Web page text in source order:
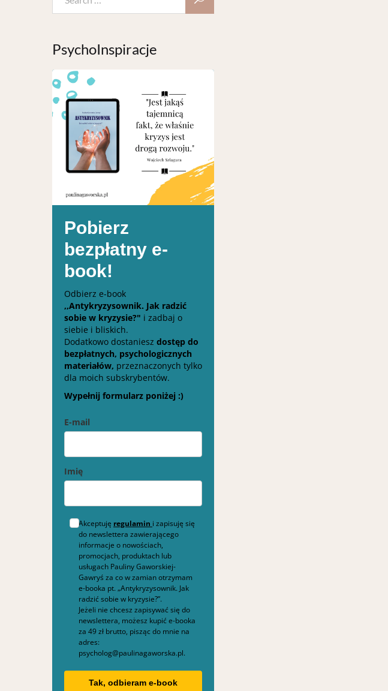
PsychoInspiracje
Pobierz
bezpłatny e-
book!
Odbierz e-book
,,Antykryzysownik. Jak radzić
sobie w kryzysie?" i zadbaj o
siebie i bliskich.
Dodatkowo dostaniesz dostęp do
bezpłatnych, psychologicznych
materiałów, przeznaczonych tylko
dla moich subskrybentów.
Wypełnij formularz poniżej :)
E-mail
Imię
Akceptuję regulamin i zapisuję się
do newslettera zawierającego
informacje o nowościach,
promocjach, produktach lub
usługach Pauliny Gaworskiej-
Gawryś za co w zamian otrzymam
e-booka pt. „Antykryzysownik. Jak
radzić sobie w kryzysie?”.
Jeżeli nie chcesz zapisywać się do
newslettera, możesz kupić e-booka
za 49 zł brutto, pisząc do mnie na
adres:
psycholog@paulinagaworska.pl.
Tak, odbieram e-book